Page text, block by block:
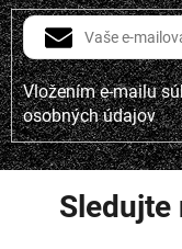
Vložením e-mailu
osobných údajov
Sledujte